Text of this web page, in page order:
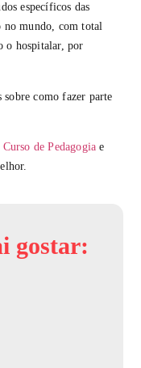
específicos das
no mundo, com total
o hospitalar, por
sobre como fazer parte
Curso de Pedagogia e
gostar: